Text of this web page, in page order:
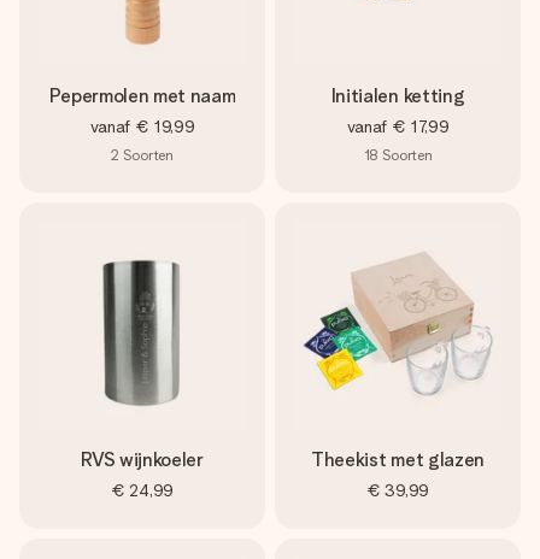
Pepermolen met naam
vanaf € 19,99
2 Soorten
Initialen ketting
vanaf € 17,99
18 Soorten
RVS wijnkoeler
€ 24,99
Theekist met glazen
€ 39,99